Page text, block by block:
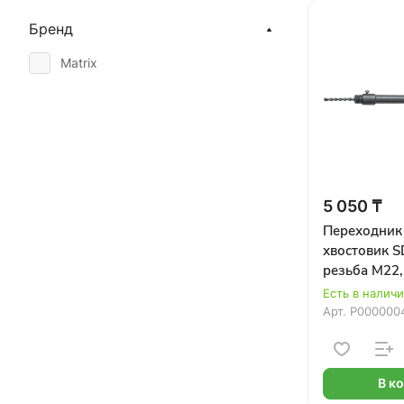
5 050 ₸
хвостовик
резьба
MATRIX
Есть в
Арт.
В
Бренд
Matrix